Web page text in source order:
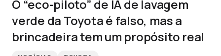
O “eco-piloto” de IA de lavagem
verde da Toyota é falso, mas a
brincadeira tem um propósito real